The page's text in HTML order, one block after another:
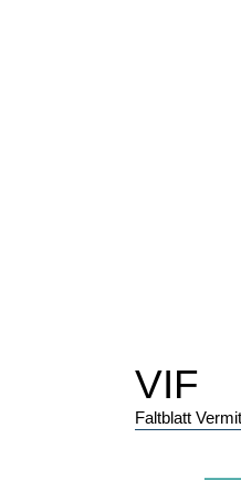
VIF
Faltblatt